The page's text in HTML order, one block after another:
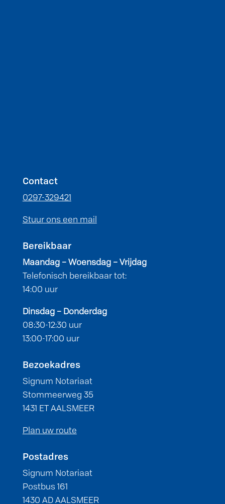
Contact
0297-329421
Stuur ons een mail
Bereikbaar
Maandag – Woensdag – Vrijdag
Telefonisch bereikbaar tot:
14:00 uur
Dinsdag – Donderdag
08:30-12:30 uur
13:00-17:00 uur
Bezoekadres
Signum Notariaat
Stommeerweg 35
1431 ET AALSMEER
Plan uw route
Postadres
Signum Notariaat
Postbus 161
1430 AD AALSMEER